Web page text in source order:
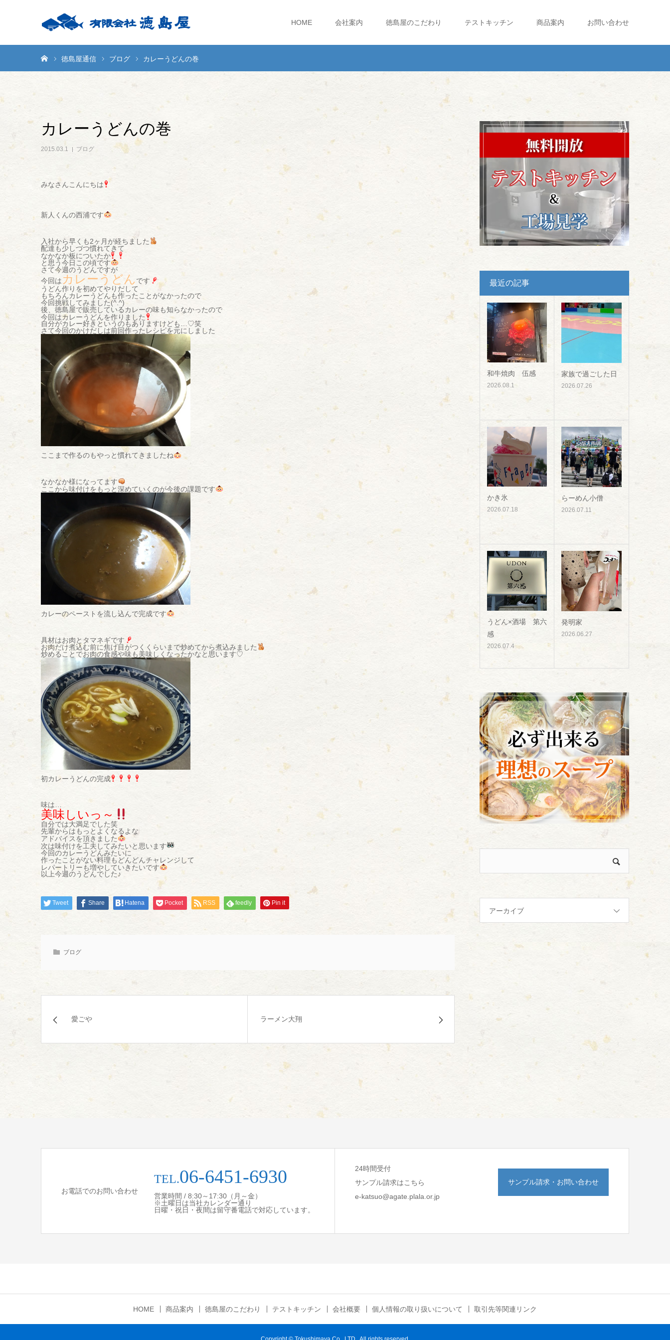
HOME 会社案内 徳島屋のこだわり テストキッチン 商品案内 お問い合わせ
徳島屋通信 ブログ カレーうどんの巻
カレーうどんの巻
2015.03.1 ブログ
みなさんこんにちは
新人くんの西浦です
入社から早くも2ヶ月が経ちました
配達も少しづつ慣れてきて
なかなか板についたか
と思う今日この頃です
さて今週のうどんですが
今回は カレーうどん です
うどん作りを初めてやりだして
もちろんカレーうどんも作ったことがなかったので
今回挑戦してみました(^.^)
後、徳島屋で販売しているカレーの味も知らなかったので
今回はカレーうどんを作りました
自分がカレー好きというのもありますけども…♡笑
さて今回のかけだしは前回作ったレシピを元にしました
ここまで作るのもやっと慣れてきましたね
なかなか様になってます
ここから味付けをもっと深めていくのが今後の課題です
カレーのペーストを流し込んで完成です
具材はお肉とタマネギです
お肉だけ煮込む前に焦げ目がつくくらいまで炒めてから煮込みました
炒めることでお肉の食感や味も美味しくなったかなと思います♡
初カレーうどんの完成
味は…
美味しいっ～
自分では大満足でした笑
先輩からはもっとよくなるよな
アドバイスを頂きました
次は味付けを工夫してみたいと思います
今回のカレーうどんみたいに
作ったことがない料理もどんどんチャレンジして
レパートリーも増やしていきたいです
以上今週のうどんでした♪
Tweet Share Hatena Pocket RSS feedly Pin it
ブログ
愛ごや ラーメン大翔
最近の記事
和牛焼肉 伍感
2026.08.1
家族で過ごした日
2026.07.26
かき氷
2026.07.18
らーめん小僧
2026.07.11
うどん×酒場 第六
感
2026.07.4
発明家
2026.06.27
アーカイブ
お電話でのお問い合わせ
TEL.06-6451-6930
営業時間 / 8:30～17:30（月～金）
※土曜日は当社カレンダー通り
日曜・祝日・夜間は留守番電話で対応しています。
24時間受付
サンプル請求はこちら
e-katsuo@agate.plala.or.jp
サンプル請求・お問い合わせ
HOME 商品案内 徳島屋のこだわり テストキッチン 会社概要 個人情報の取り扱いについて 取引先等関連リンク